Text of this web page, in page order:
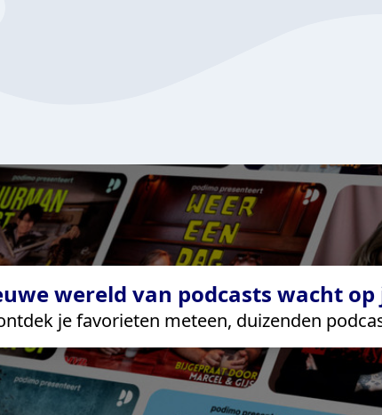
wereld van podcasts wacht op
je favorieten meteen, duizenden